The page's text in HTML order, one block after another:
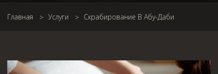
Главная Услуги Скрабирование В Абу-Даби